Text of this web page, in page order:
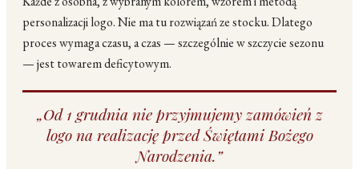
personalizacji logo. Nie ma tu rozwiązań ze stocku. Dlatego
proces wymaga czasu, a czas — szczególnie w szczycie sezonu
— jest towarem deficytowym.
„Od 1 grudnia nie przyjmujemy zamówień z
logo na realizację przed Świętami Bożego
Narodzenia.”